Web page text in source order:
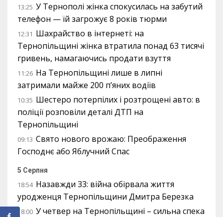
13:25 У Тернополі жінка спокусилась на забутий
телефон — їй загрожує 8 років тюрми
12:31 Шахрайство в інтернеті: на
Тернопільщині жінка втратила понад 63 тисячі
гривень, намагаючись продати взуття
11:26 На Тернопільщині лише в липні
затримали майже 200 п’яних водіїв
10:35 Шестеро потерпілих і розтрощені авто: в
поліції розповіли деталі ДТП на
Тернопільщині
09:13 Свято нового врожаю: Преображення
Господнє або Яблучний Спас
5 Серпня
18:54 Назавжди 33: війна обірвала життя
уродженця Тернопільщини Дмитра Березка
18:00 У четвер на Тернопільщині – сильна спека